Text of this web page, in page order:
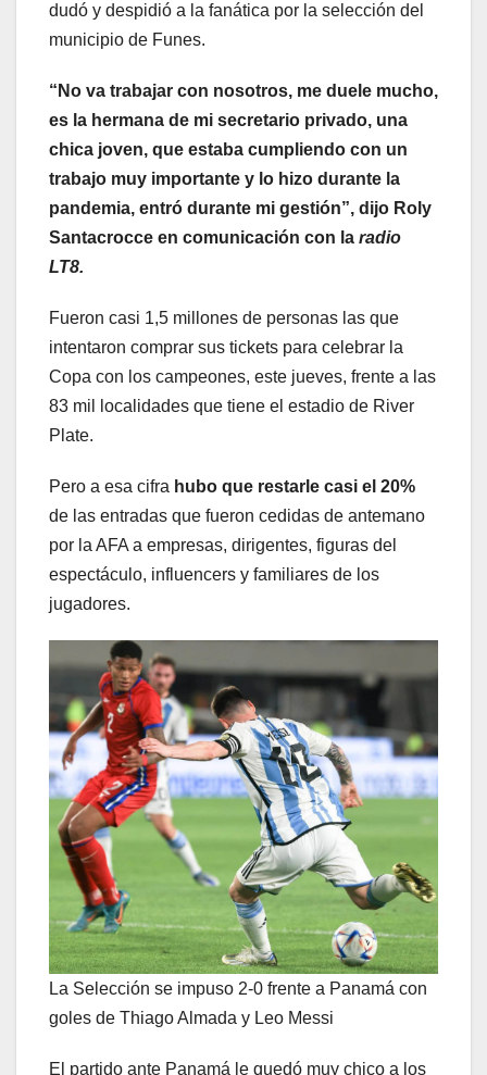
dudó y despidió a la fanática por la selección del
municipio de Funes.
“No va trabajar con nosotros, me duele mucho,
es la hermana de mi secretario privado, una
chica joven, que estaba cumpliendo con un
trabajo muy importante y lo hizo durante la
pandemia, entró durante mi gestión”, dijo Roly
Santacrocce en comunicación con la radio
LT8.
Fueron casi 1,5 millones de personas las que
intentaron comprar sus tickets para celebrar la
Copa con los campeones, este jueves, frente a las
83 mil localidades que tiene el estadio de River
Plate.
Pero a esa cifra hubo que restarle casi el 20%
de las entradas que fueron cedidas de antemano
por la AFA a empresas, dirigentes, figuras del
espectáculo, influencers y familiares de los
jugadores.
La Selección se impuso 2-0 frente a Panamá con
goles de Thiago Almada y Leo Messi
El partido ante Panamá le quedó muy chico a los